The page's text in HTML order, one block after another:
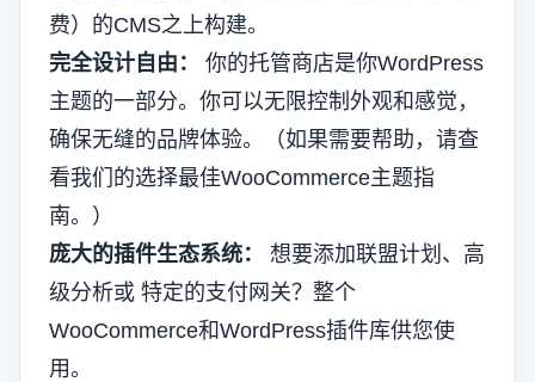
费）的CMS之上构建。
完全设计自由：
你的托管商店是你WordPress
主题的一部分。你可以无限控制外观和感觉，
确保无缝的品牌体验。（如果需要帮助，请查
看我们的选择最佳WooCommerce主题指
南。）
庞大的插件生态系统：
想要添加联盟计划、高
级分析或 特定的支付网关？整个
WooCommerce和WordPress插件库供您使
用。